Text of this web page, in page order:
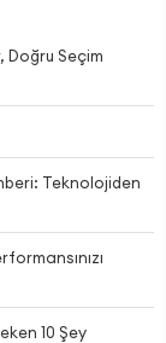
Doğru Seçim
Teknolojiden
10 Şey